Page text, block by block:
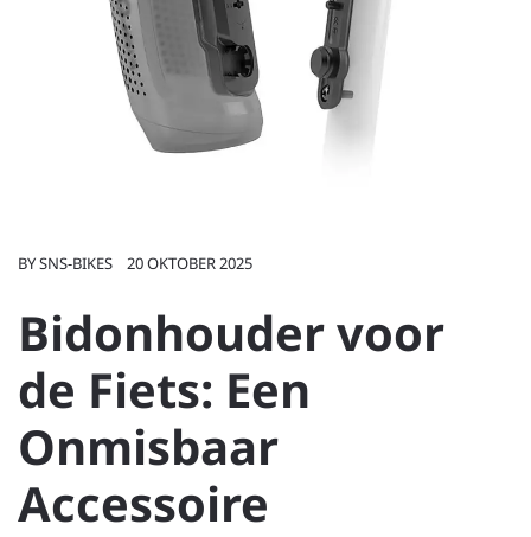
BYSNS-BIKES 20 OKTOBER 2025
Bidonhouder voor
de Fiets: Een
Onmisbaar
Accessoire